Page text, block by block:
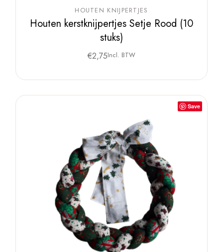
HOUTEN KNIJPERTJES
Houten kerstknijpertjes Setje Rood (10
stuks)
€2,75Incl. BTW
Save